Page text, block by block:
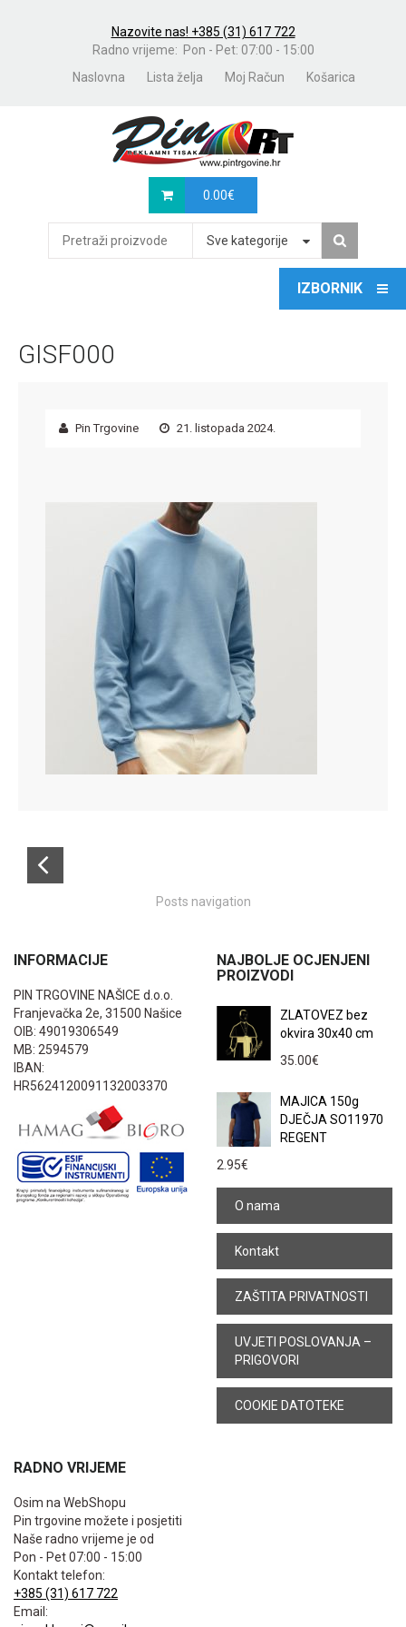
Nazovite nas! +385 (31) 617 722
Radno vrijeme: Pon - Pet: 07:00 - 15:00
Naslovna
Lista želja Moj Račun Košarica
0.00€
Sve kategorije
GISF000
Pin Trgovine 21. listopada 2024.
Posts navigation
INFORMACIJE
PIN TRGOVINE NAŠICE d.o.o.
Franjevačka 2e, 31500 Našice
OIB: 49019306549
MB: 2594579
IBAN:
HR5624120091132003370
NAJBOLJE OCJENJENI
PROIZVODI
ZLATOVEZ bez
okvira 30x40 cm
35.00€
MAJICA 150g
DJEČJA SO11970
REGENT
2.95€
O nama
Kontakt
ZAŠTITA PRIVATNOSTI
UVJETI POSLOVANJA –
PRIGOVORI
COOKIE DATOTEKE
RADNO VRIJEME
Osim na WebShopu
Pin trgovine možete i posjetiti
Naše radno vrijeme je od
Pon - Pet 07:00 - 15:00
Kontakt telefon:
+385 (31) 617 722
Email: